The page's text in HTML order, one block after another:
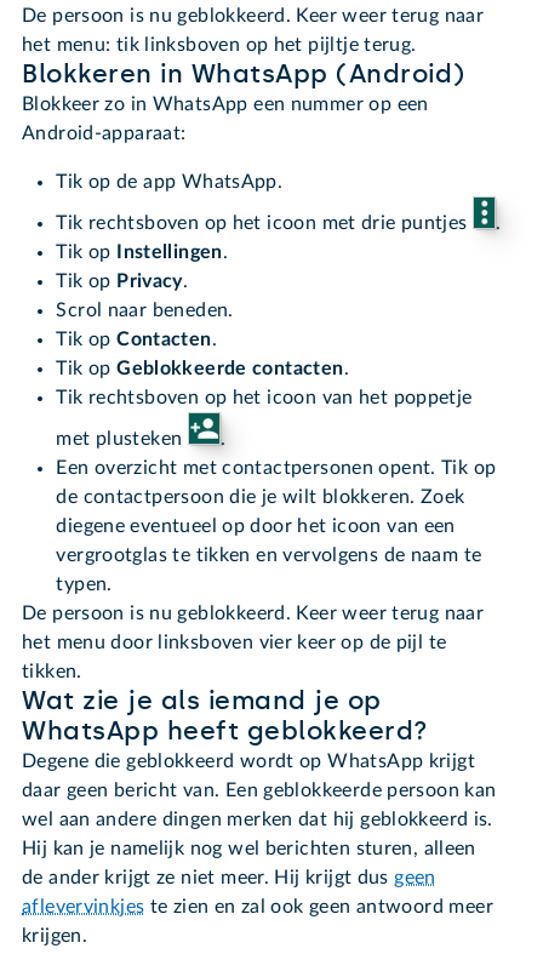
De persoon is nu geblokkeerd. Keer weer terug naar
het menu: tik linksboven op het pijltje terug.
Blokkeren in WhatsApp (Android)
Blokkeer zo in WhatsApp een nummer op een
Android-apparaat:
Tik op de app WhatsApp.
Tik rechtsboven op het icoon met drie puntjes
.
Tik op
Instellingen.
Tik op Privacy.
Scrol naar beneden.
Tik opContacten.
Tik opGeblokkeerde contacten.
Tik rechtsboven op het icoon van het poppetje
met plusteken
.
Een overzicht met contactpersonen opent. Tik op
de contactpersoon die je wilt blokkeren. Zoek
diegene eventueel op door het icoon van een
vergrootglas te tikken en vervolgens de naam te
typen.
De persoon is nu geblokkeerd. Keer weer terug naar
het menu door linksboven vier keer op de pijl te
tikken.
Wat zie je als iemand je op
WhatsApp heeft geblokkeerd?
Degene die geblokkeerd wordt op WhatsApp krijgt
daar geen bericht van. Een geblokkeerde persoon kan
wel aan andere dingen merken dat hij geblokkeerd is.
Hij kan je namelijk nog wel berichten sturen, alleen
de ander krijgt ze niet meer. Hij krijgt dus geen
aflevervinkjes te zien en zal ook geen antwoord meer
krijgen.